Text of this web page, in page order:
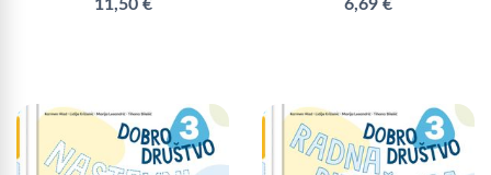
11,50 € 6,69 €